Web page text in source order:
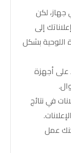
جهاز، لكن
إلى
اللوحية بشكل
على أجهزة
في نتائج
عمل